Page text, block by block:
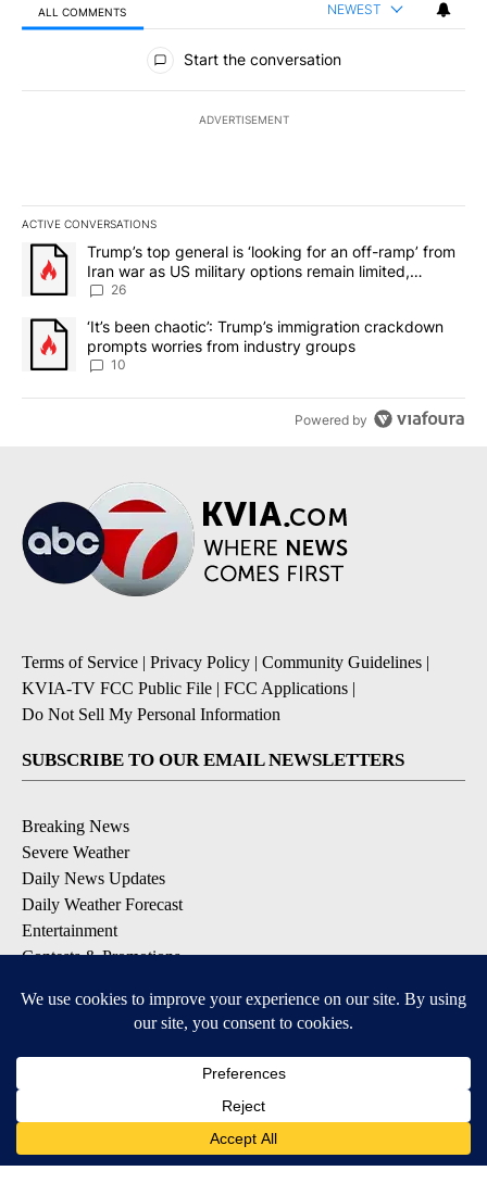
ALL COMMENTS NEWEST
All Comments
Start the conversation
ADVERTISEMENT
ACTIVE CONVERSATIONS
The following is a list of the most commented articles in the last
A trending article titled "Trump’s top general is ‘looking for an
Trump’s top general is ‘looking for an off-ramp’ from
Iran war as US military options remain limited,
sources say
26
A trending article titled "‘It’s been chaotic’: Trump’s
‘It’s been chaotic’: Trump’s immigration crackdown
prompts worries from industry groups
10
Powered by
Terms of Service | Privacy Policy | Community Guidelines |
KVIA-TV FCC Public File | FCC Applications |
Do Not Sell My Personal Information
SUBSCRIBE TO OUR EMAIL NEWSLETTERS
Breaking News
Severe Weather
Daily News Updates
Daily Weather Forecast
Entertainment
Contests & Promotions
DOWNLOAD OUR APPS
Available for iOS and Android